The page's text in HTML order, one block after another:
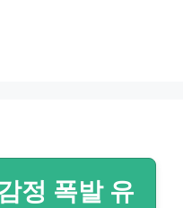
정 폭발 유